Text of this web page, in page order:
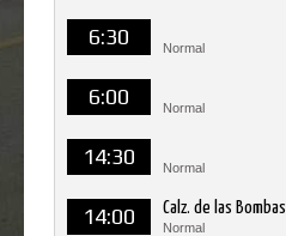
6:30 Normal
6:00 Normal
14:30 Normal
14:00 Calz. de las Bombas
Normal